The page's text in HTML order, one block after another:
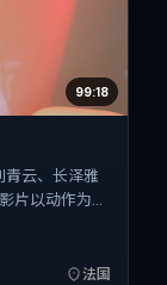
99:18
青云、长泽雅
片以动作为叙
群像碰撞推进
期档），片
法国